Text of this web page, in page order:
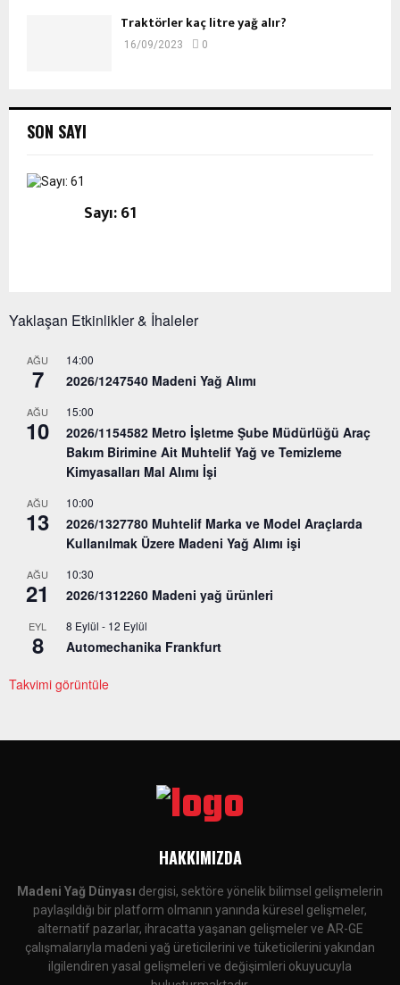
Traktörler kaç litre yağ alır?
16/09/2023 0
SON SAYI
Sayı: 61
Yaklaşan Etkinlikler & İhaleler
AĞU
7
14:00
2026/1247540 Madeni Yağ Alımı
AĞU
10
15:00
2026/1154582 Metro İşletme Şube Müdürlüğü Araç
Bakım Birimine Ait Muhtelif Yağ ve Temizleme
Kimyasalları Mal Alımı İşi
AĞU
13
10:00
2026/1327780 Muhtelif Marka ve Model Araçlarda
Kullanılmak Üzere Madeni Yağ Alımı işi
AĞU
21
10:30
2026/1312260 Madeni yağ ürünleri
EYL
8
8 Eylül - 12 Eylül
Automechanika Frankfurt
Takvimi görüntüle
HAKKIMIZDA
Madeni Yağ Dünyası dergisi, sektöre yönelik bilimsel gelişmelerin
paylaşıldığı bir platform olmanın yanında küresel gelişmeler,
alternatif pazarlar, ihracatta yaşanan gelişmeler ve AR-GE
çalışmalarıyla madeni yağ üreticilerini ve tüketicilerini yakından
ilgilendiren yasal gelişmeleri ve değişimleri okuyucuyla